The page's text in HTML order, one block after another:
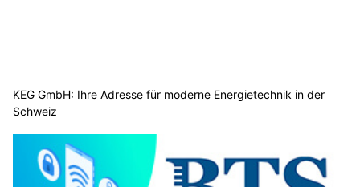
KEG GmbH: Ihre Adresse für moderne Energietechnik in der
Schweiz